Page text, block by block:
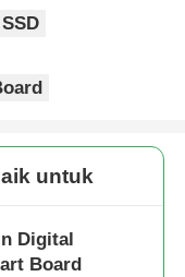
untuk
Digital
Board